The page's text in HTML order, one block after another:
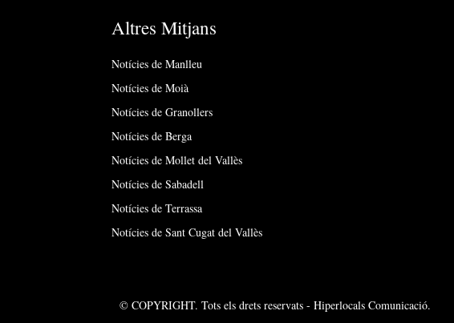
Altres Mitjans
Notícies de Manlleu
Notícies de Moià
Notícies de Granollers
Notícies de Berga
Notícies de Mollet del Vallès
Notícies de Sabadell
Notícies de Terrassa
Notícies de Sant Cugat del Vallès
© COPYRIGHT. Tots els drets reservats - Hiperlocals Comunicació.